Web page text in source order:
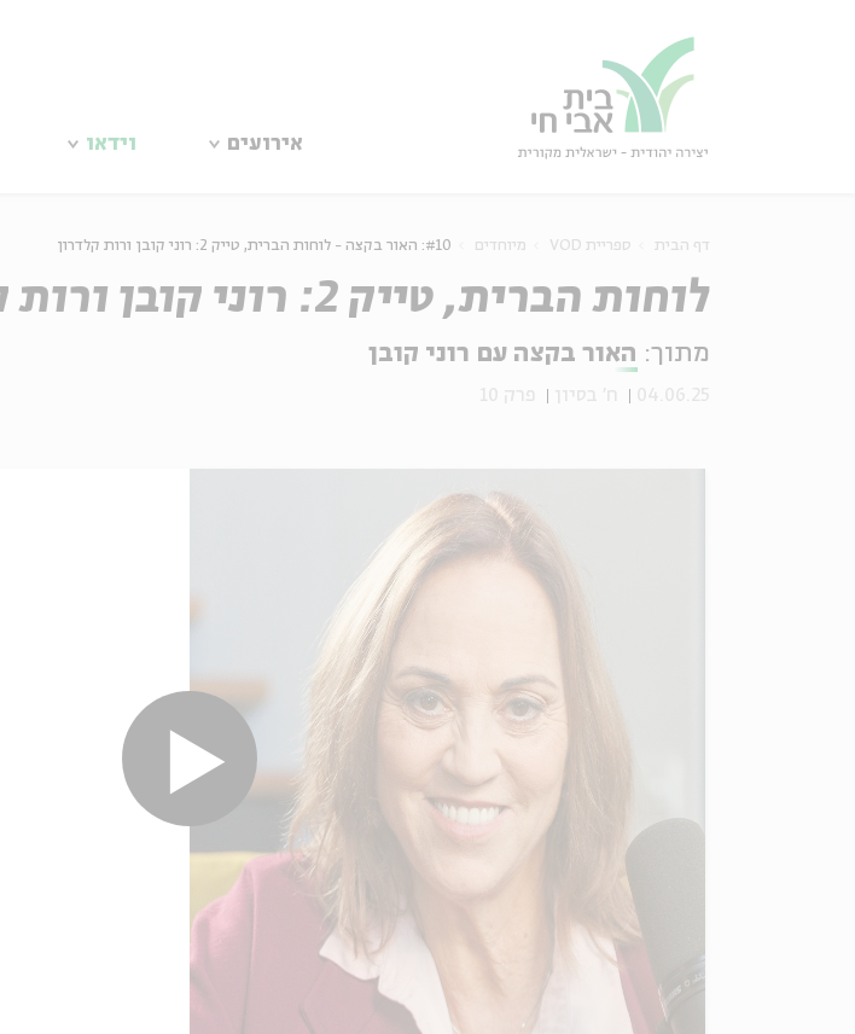
אירועים וידאו
דף הבית ספריית VOD מיוחדים #10: האור בקצה - לוחות הברית, טייק 2: רוני קובן ורות קלדרון
לוחות הברית, טייק 2: רוני קובן ורות קלדרון
מתוך: האור בקצה עם רוני קובן